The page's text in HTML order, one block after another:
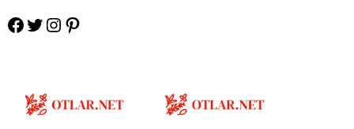
Facebook
Twitter
Instagram
Pinteres